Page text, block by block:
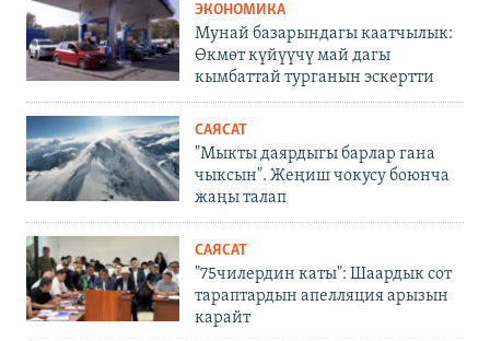
ЭКОНОМИКА
Мунай базарындагы каатчылык:
Өкмөт күйүүчү май дагы
кымбаттай турганын эскертти
САЯСАТ
"Мыкты даярдыгы барлар гана
чыксын". Жеңиш чокусу боюнча
жаңы талап
САЯСАТ
"75чилердин каты": Шаардык сот
тараптардын апелляция арызын
карайт